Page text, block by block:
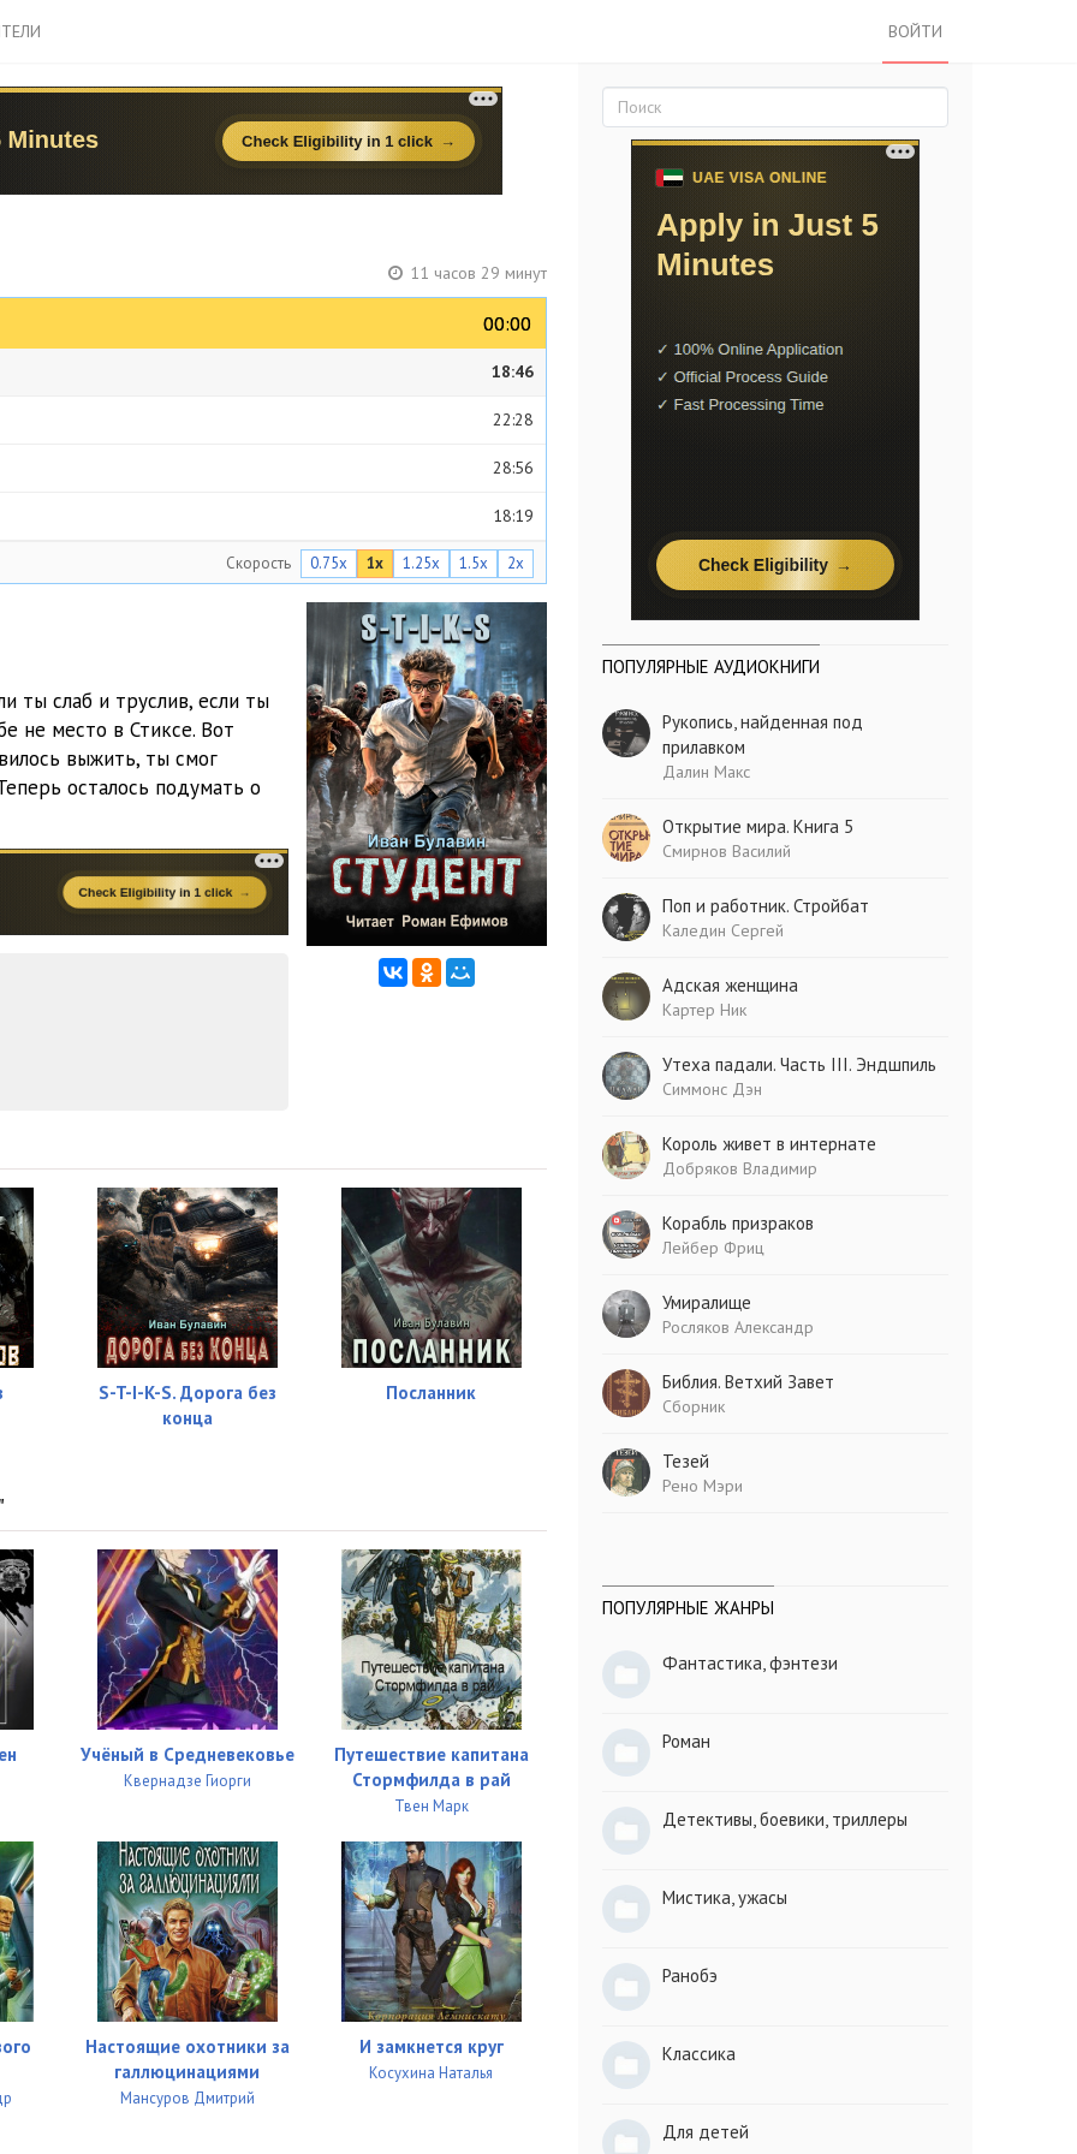
ВОЙТИ
11 часов 29 минут
00:00
00:00
18:46
22:28
28:56
18:19
24:50
24:55
18:13
35:56
18:29
19:06
18:35
28:55
35:20
26:46
23:47
23:34
19:49
20:16
29:00
25:31
05:06
Скорость 0.75x 1x 1.25x 1.5x 2x
ты слаб и труслив, если ты
не место в Стиксе. Вот
выжить, ты смог
осталось подумать о
S-T-I-K-S. Дорога без
конца
Посланник
"
Учёный в Средневековье
Квернадзе Гиорги
Путешествие капитана
Стормфилда в рай
Твен Марк
Настоящие охотники за
галлюцинациями
Мансуров Дмитрий
И замкнется круг
Косухина Наталья
ПОПУЛЯРНЫЕ АУДИОКНИГИ
Рукопись, найденная под
прилавком
Далин Макс
Открытие мира. Книга 5
Смирнов Василий
Поп и работник. Стройбат
Каледин Сергей
Адская женщина
Картер Ник
Утеха падали. Часть III. Эндшпиль
Симмонс Дэн
Король живет в интернате
Добряков Владимир
Корабль призраков
Лейбер Фриц
Умиралище
Росляков Александр
Библия. Ветхий Завет
Сборник
Тезей
Рено Мэри
ПОПУЛЯРНЫЕ ЖАНРЫ
Фантастика, фэнтези
Роман
Детективы, боевики, триллеры
Мистика, ужасы
Ранобэ
Классика
Для детей